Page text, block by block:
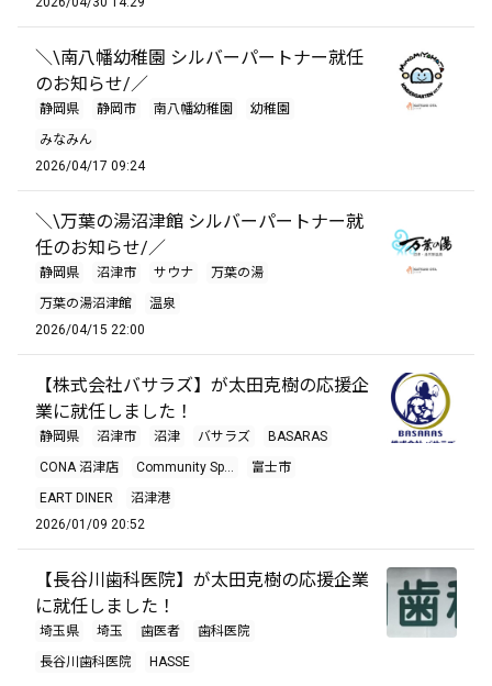
＼\南八幡幼稚園 シルバーパートナー就任
のお知らせ/／
静岡県 静岡市 南八幡幼稚園
幼稚園
みなみん
2026/04/17 09:24
＼\万葉の湯沼津館 シルバーパートナー就
任のお知らせ/／
静岡県 沼津市 サウナ
万葉の湯
万葉の湯沼津館
温泉
2026/04/15 22:00
【株式会社バサラズ】が太田克樹の応援企
業に就任しました！
静岡県 沼津市 沼津 バサラズ
BASARAS
CONA 沼津店
Community Sp...
富士市
EART DINER
沼津港
2026/01/09 20:52
【長谷川歯科医院】が太田克樹の応援企業
に就任しました！
埼玉県 埼玉 歯医者
歯科医院
長谷川歯科医院
HASSE